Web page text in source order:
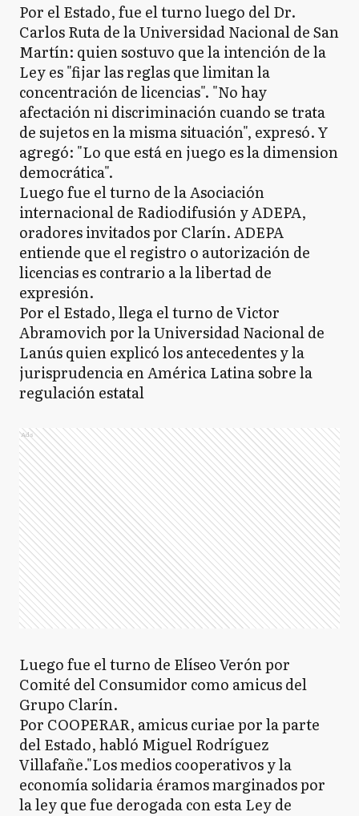
Por el Estado, fue el turno luego del Dr.
Carlos Ruta de la Universidad Nacional de San
Martín: quien sostuvo que la intención de la
Ley es "fijar las reglas que limitan la
concentración de licencias". "No hay
afectación ni discriminación cuando se trata
de sujetos en la misma situación", expresó. Y
agregó: "Lo que está en juego es la dimension
democrática".
Luego fue el turno de la Asociación
internacional de Radiodifusión y ADEPA,
oradores invitados por Clarín. ADEPA
entiende que el registro o autorización de
licencias es contrario a la libertad de
expresión.
Por el Estado, llega el turno de Victor
Abramovich por la Universidad Nacional de
Lanús quien explicó los antecedentes y la
jurisprudencia en América Latina sobre la
regulación estatal
Ads
Luego fue el turno de Elíseo Verón por
Comité del Consumidor como amicus del
Grupo Clarín.
Por COOPERAR, amicus curiae por la parte
del Estado, habló Miguel Rodríguez
Villafañe."Los medios cooperativos y la
economía solidaria éramos marginados por
la ley que fue derogada con esta Ley de